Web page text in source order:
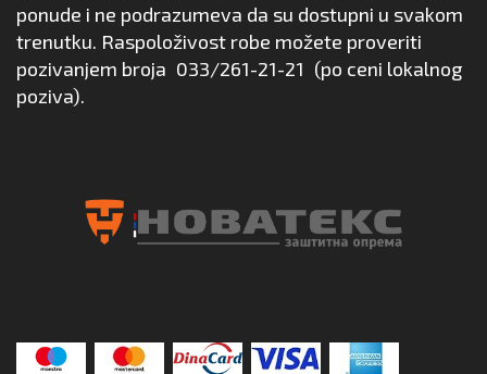
ponude i ne podrazumeva da su dostupni u svakom
trenutku. Raspoloživost robe možete proveriti
pozivanjem broja 033/261-21-21 (po ceni lokalnog
poziva).